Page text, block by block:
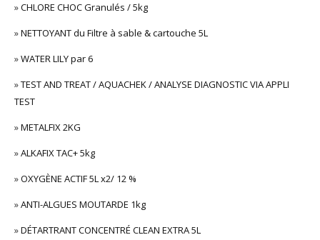
»CHLORE CHOC Granulés / 5kg
»NETTOYANT du Filtre à sable & cartouche 5L
»WATER LILY par 6
»TEST AND TREAT / AQUACHEK / ANALYSE DIAGNOSTIC VIA APPLI
TEST
»METALFIX 2KG
»ALKAFIX TAC+ 5kg
»OXYGÈNE ACTIF 5L x2/ 12 %
»ANTI-ALGUES MOUTARDE 1kg
»DÉTARTRANT CONCENTRÉ CLEAN EXTRA 5L